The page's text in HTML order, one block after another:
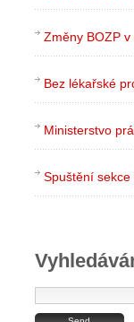
Změny BOZP
Bez lékařské
Ministerstvo
Spuštění